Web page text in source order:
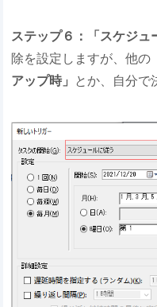
ステップ６：「スケジュ
除を設定しますが、他の
アップ時」 とか、自分で